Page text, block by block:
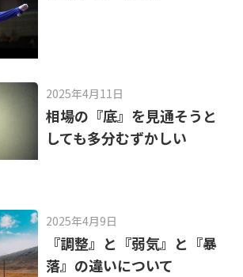
2025年4月11日
相場の『底』を見通そうと
しても多分むずかしい
2025年4月9日
『調整』と『弱気』と『暴
落』の違いについて